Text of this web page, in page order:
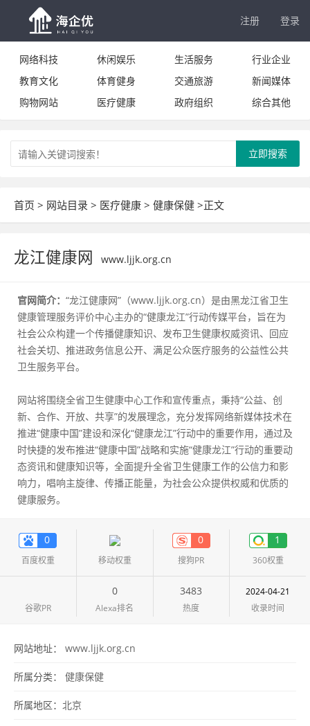
注册 登录
网络科技 休闲娱乐 生活服务
行业企业
教育文化
体育健身 交通旅游
新闻媒体
购物网站
医疗健康 政府组织 综合其他
立即搜索
首页 > 网站目录 > 医疗健康 > 健康保健 >正文
龙江健康网 www.ljjk.org.cn
官网简介： “龙江健康网”（www.ljjk.org.cn）是由黑龙江省卫生
健康管理服务评价中心主办的“健康龙江”行动传媒平台，旨在为
社会公众构建一个传播健康知识、发布卫生健康权威资讯、回应
社会关切、推进政务信息公开、满足公众医疗服务的公益性公共
卫生服务平台。
网站将围绕全省卫生健康中心工作和宣传重点，秉持“公益、创
新、合作、开放、共享”的发展理念，充分发挥网络新媒体技术在
推进“健康中国”建设和深化“健康龙江”行动中的重要作用，通过及
时快捷的发布推进“健康中国”战略和实施“健康龙江”行动的重要动
态资讯和健康知识等，全面提升全省卫生健康工作的公信力和影
响力，唱响主旋律、传播正能量，为社会公众提供权威和优质的
健康服务。
0
百度权重 移动权重
0
搜狗PR
1
360权重
谷歌PR
0
Alexa排名
3483
热度
2024-04-21
收录时间
网站地址： www.ljjk.org.cn
所属分类： 健康保健
所属地区： 北京